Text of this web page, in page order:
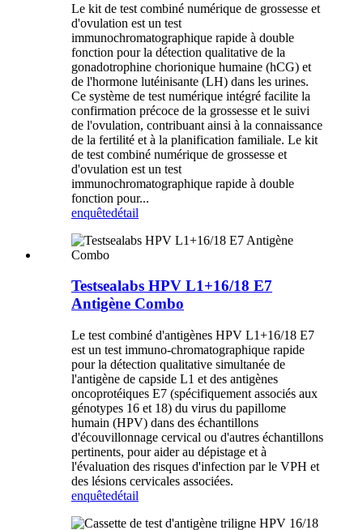
Le kit de test combiné numérique de grossesse et
d'ovulation est un test
immunochromatographique rapide à double
fonction pour la détection qualitative de la
gonadotrophine chorionique humaine (hCG) et
de l'hormone lutéinisante (LH) dans les urines.
Ce système de test numérique intégré facilite la
confirmation précoce de la grossesse et le suivi
de l'ovulation, contribuant ainsi à la connaissance
de la fertilité et à la planification familiale. Le kit
de test combiné numérique de grossesse et
d'ovulation est un test
immunochromatographique rapide à double
fonction pour...
enquêtedétail
Testsealabs HPV L1+16/18 E7
Antigène Combo
Le test combiné d'antigènes HPV L1+16/18 E7
est un test immuno-chromatographique rapide
pour la détection qualitative simultanée de
l'antigène de capside L1 et des antigènes
oncoprotéiques E7 (spécifiquement associés aux
génotypes 16 et 18) du virus du papillome
humain (HPV) dans des échantillons
d'écouvillonnage cervical ou d'autres échantillons
pertinents, pour aider au dépistage et à
l'évaluation des risques d'infection par le VPH et
des lésions cervicales associées.
enquêtedétail